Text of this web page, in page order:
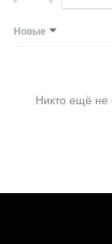
Новые
Никто ещё не